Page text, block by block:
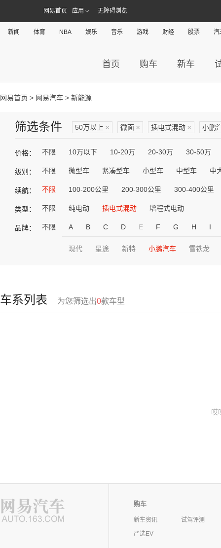
网易首页 应用 无障碍浏览
新闻 体育 NBA 娱乐 音乐 游戏 财经 股票 汽
首页 购车 新车
网易首页 > 网易汽车 > 新能源
筛选条件 50万以上 × 微面 × 插电式混动 × 小鹏
价格： 不限 10万以下 10-20万 20-30万 30-50万
级别： 不限 微型车 紧凑型车 小型车 中型车 中
续航： 不限 100-200公里 200-300公里 300-400公里
类型： 不限 纯电动 插电式混动 增程式电动
品牌： 不限 A B C D E F G H I
现代 星途 新特 小鹏汽车 雪铁龙
车系列表 为您筛选出0款车型
哎
购车
新车资讯
试驾评测
严选EV